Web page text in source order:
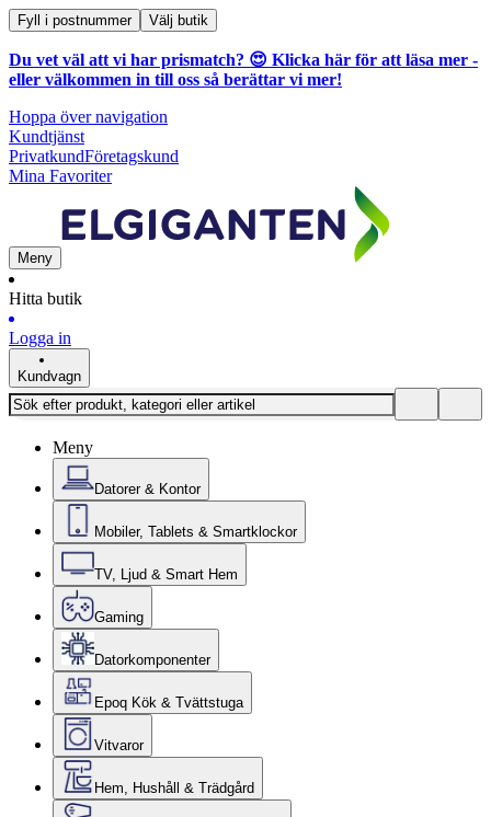
Fyll i postnummer Välj butik
Du vet väl att vi har prismatch? 😍 Klicka här för att läsa mer -
eller välkommen in till oss så berättar vi mer!
Hoppa över navigation
Kundtjänst
PrivatkundFöretagskund
Mina Favoriter
Meny
Hitta butik
Logga in
Kundvagn
Meny
Datorer & Kontor
Mobiler, Tablets & Smartklockor
TV, Ljud & Smart Hem
Gaming
Datorkomponenter
Epoq Kök & Tvättstuga
Vitvaror
Hem, Hushåll & Trädgård